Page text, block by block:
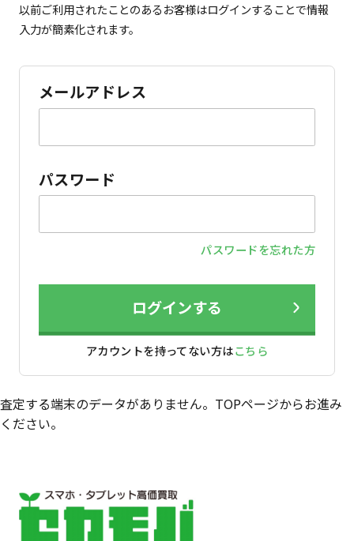
以前ご利用されたことのあるお客様はログインすることで情報
入力が簡素化されます。
メールアドレス
パスワード
パスワードを忘れた方
ログインする
アカウントを持ってない方はこちら
査定する端末のデータがありません。TOPページからお進み
ください。